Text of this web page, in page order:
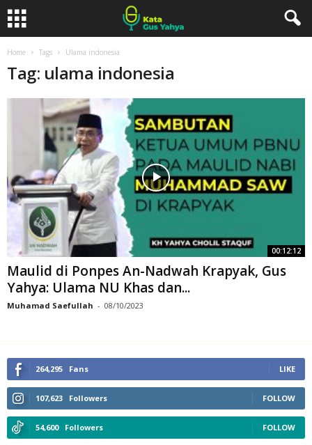
Home Tags Ulama indonesia
Tag: ulama indonesia
00:12:12
Maulid di Ponpes An-Nadwah Krapyak, Gus
Yahya: Ulama NU Khas dan...
Muhamad Saefullah - 08/10/2023
264,295 Fans LIKE
107,623 Followers FOLLOW
54,600 Followers FOLLOW